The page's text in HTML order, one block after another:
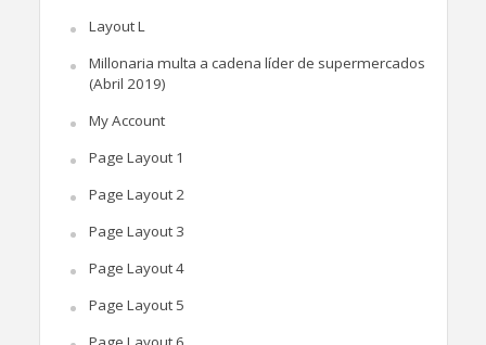
Layout L
Millonaria multa a cadena líder de supermercados
(Abril 2019)
My Account
Page Layout 1
Page Layout 2
Page Layout 3
Page Layout 4
Page Layout 5